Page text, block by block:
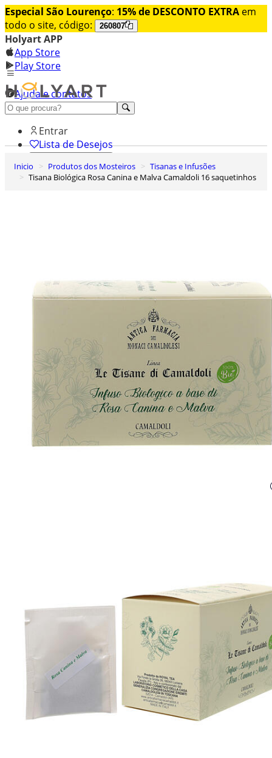
Especial São Lourenço: 15% de DESCONTO EXTRA em
todo o site, código:
260807
Holyart APP
App Store
Play Store
Ajuda e contatos
Conheça premium
Entrar
Lista de Desejos
0
Carrinho de Compras
Inicio Produtos dos Mosteiros
Tisanas e Infusões
Tisana Biológica Rosa Canina e Malva Camaldoli 16 saquetinhos